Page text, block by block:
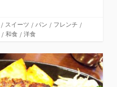
/ スイーツ / パン / フレンチ /
/ 和食 / 洋食